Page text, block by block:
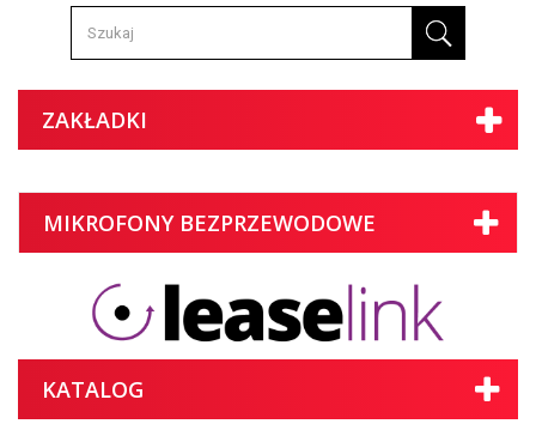
ZAKŁADKI
MIKROFONY BEZPRZEWODOWE
KATALOG